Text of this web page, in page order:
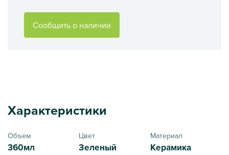
Сообщить о наличии
Характеристики
Объем
360мл
Цвет
Зеленый
Материал
Керамика